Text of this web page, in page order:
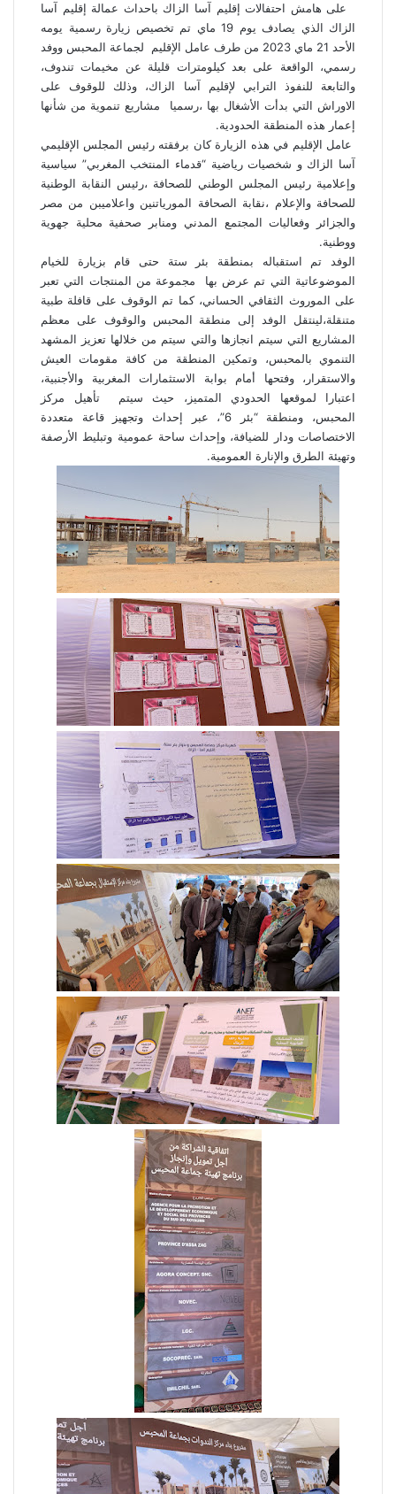
على هامش احتفالات إقليم آسا الزاك باحداث عمالة إقليم آسا
الزاك الذي يصادف يوم 19 ماي تم تخصيص زيارة رسمية يومه
الأحد 21 ماي 2023 من طرف عامل الإقليم لجماعة المحبس ووفد
رسمي، الواقعة على بعد كيلومترات قليلة عن مخيمات تندوف،
والتابعة للنفوذ الترابي لإقليم آسا الزاك، وذلك للوقوف على
الاوراش التي بدأت الأشغال بها ،رسميا مشاريع تنموية من شأنها
إعمار هذه المنطقة الحدودية.
عامل الإقليم في هذه الزيارة كان برفقته رئيس المجلس الإقليمي
آسا الزاك و شخصيات رياضية “قدماء المنتخب المغربي” سياسية
وإعلامية رئيس المجلس الوطني للصحافة ،رئيس النقابة الوطنية
للصحافة والإعلام ،نقابة الصحافة المورياتنين واعلاميبن من مصر
والجزائر وفعاليات المجتمع المدني ومنابر صحفية محلية جهوية
ووطنية.
الوفد تم استقباله بمنطقة بئر ستة حتى قام بزيارة للخيام
الموضوعاتية التي تم عرض بها مجموعة من المنتجات التي تعبر
على الموروث الثقافي الحساني، كما تم الوقوف على قافلة طبية
متنقلة،لينتقل الوفد إلى منطقة المحبس والوقوف على معظم
المشاريع التي سيتم انجازها والتي سيتم من خلالها تعزيز المشهد
التنموي بالمحبس، وتمكين المنطقة من كافة مقومات العيش
والاستقرار، وفتحها أمام بوابة الاستثمارات المغربية والأجنبية،
اعتبارا لموقعها الحدودي المتميز، حيث سيتم تأهيل مركز
المحبس، ومنطقة “بئر 6”، عبر إحداث وتجهيز قاعة متعددة
الاختصاصات ودار للضيافة، وإحداث ساحة عمومية وتبليط الأرصفة
وتهيئة الطرق والإنارة العمومية.